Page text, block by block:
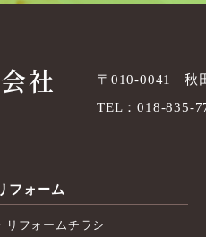
社 〒010-0041 秋
TEL：018-835-
フォーム
リフォームチラシ